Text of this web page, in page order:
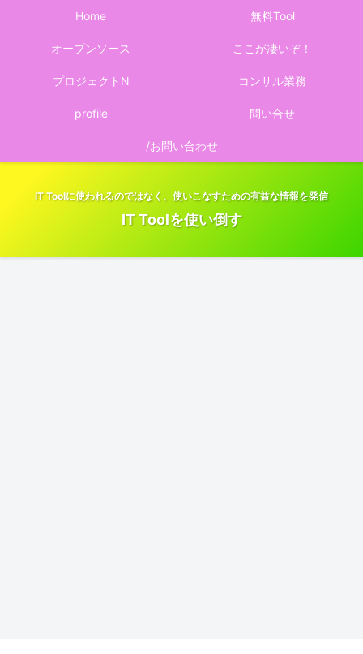
IT Toolに使われるのではなく、使いこなすための有益な情報を発信
IT Toolを使い倒す
Home 無料Tool
オープンソース ここが凄いぞ！
プロジェクトN コンサル業務
profile 問い合せ
/お問い合わせ